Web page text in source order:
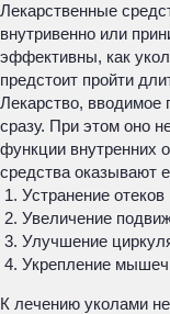
Лекарственные
внутривенно или
эффективны, как
предстоит пройти
Лекарство, вводимое
сразу. При этом оно
функции внутренних
средства оказывают
Устранение
Увеличение
Улучшение
Укрепление
К лечению уколами